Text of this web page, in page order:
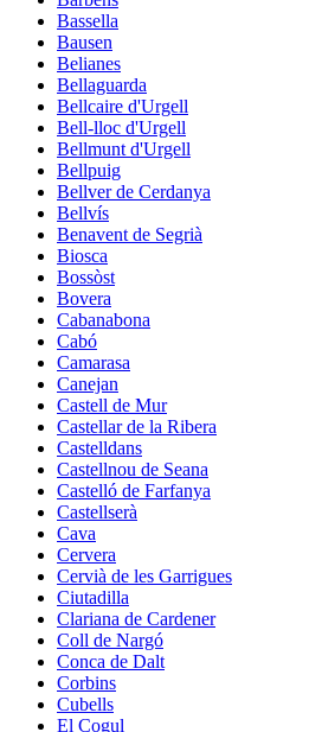
Bassella
Bausen
Belianes
Bellaguarda
Bellcaire d'Urgell
Bell-lloc d'Urgell
Bellmunt d'Urgell
Bellpuig
Bellver de Cerdanya
Bellvís
Benavent de Segrià
Biosca
Bossòst
Bovera
Cabanabona
Cabó
Camarasa
Canejan
Castell de Mur
Castellar de la Ribera
Castelldans
Castellnou de Seana
Castelló de Farfanya
Castellserà
Cava
Cervera
Cervià de les Garrigues
Ciutadilla
Clariana de Cardener
Coll de Nargó
Conca de Dalt
Corbins
Cubells
El Cogul